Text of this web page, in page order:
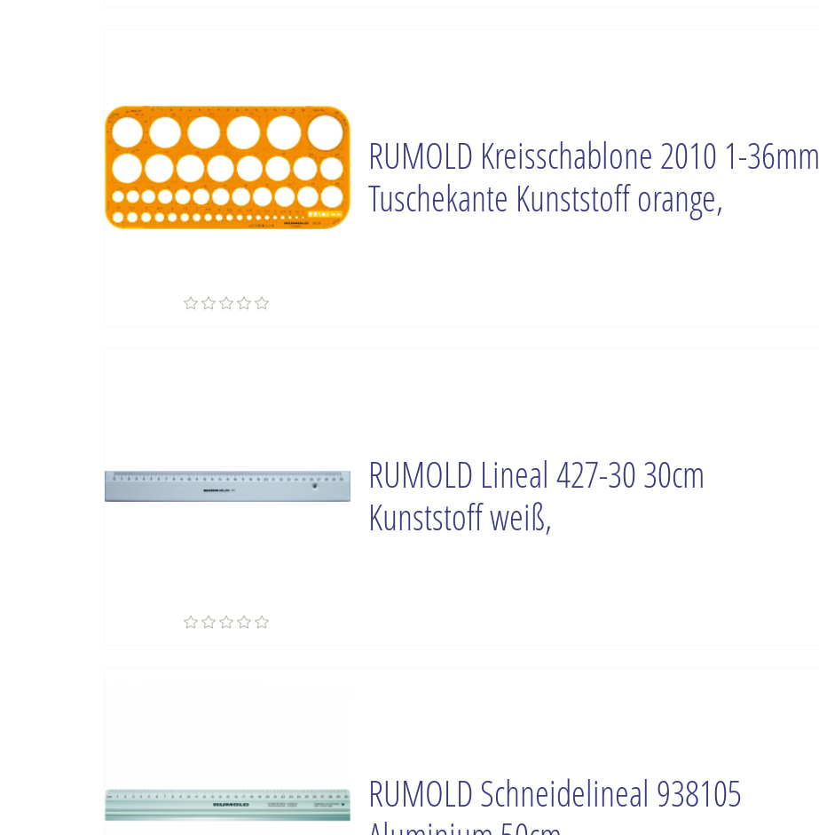
RUMOLD Kreisschablone 2010 1-36mm
Tuschekante Kunststoff orange,
RUMOLD Lineal 427-30 30cm
Kunststoff weiß,
RUMOLD Schneidelineal 938105